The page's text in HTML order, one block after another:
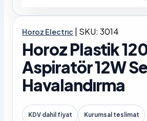
Horoz Electrıc | SKU: 3014
Horoz Plastik
Aspiratör 12W
Havalandırma
KDV dahil fiyat Kurumsal teslimat